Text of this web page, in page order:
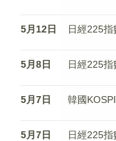
5月12日 日經225
5月8日 日經225
5月7日 韓國
5月7日 日經225